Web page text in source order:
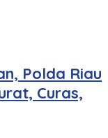
Polda Riau
Curas,